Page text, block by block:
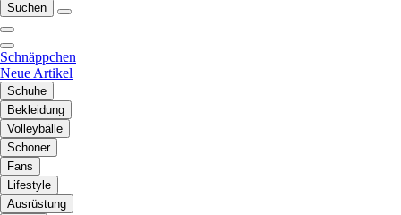
Suchen
Schnäppchen
Neue Artikel
Schuhe
Bekleidung
Volleybälle
Schoner
Fans
Lifestyle
Ausrüstung